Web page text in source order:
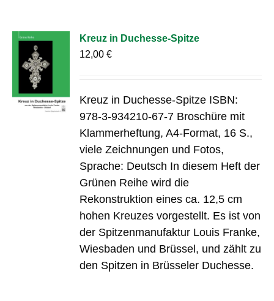
Kreuz in Duchesse-Spitze
12,00€
Kreuz in Duchesse-Spitze ISBN:
978-3-934210-67-7 Broschüre mit
Klammerheftung, A4-Format, 16 S.,
viele Zeichnungen und Fotos,
Sprache: Deutsch In diesem Heft der
Grünen Reihe wird die
Rekonstruktion eines ca. 12,5 cm
hohen Kreuzes vorgestellt. Es ist von
der Spitzenmanufaktur Louis Franke,
Wiesbaden und Brüssel, und zählt zu
den Spitzen in Brüsseler Duchesse.